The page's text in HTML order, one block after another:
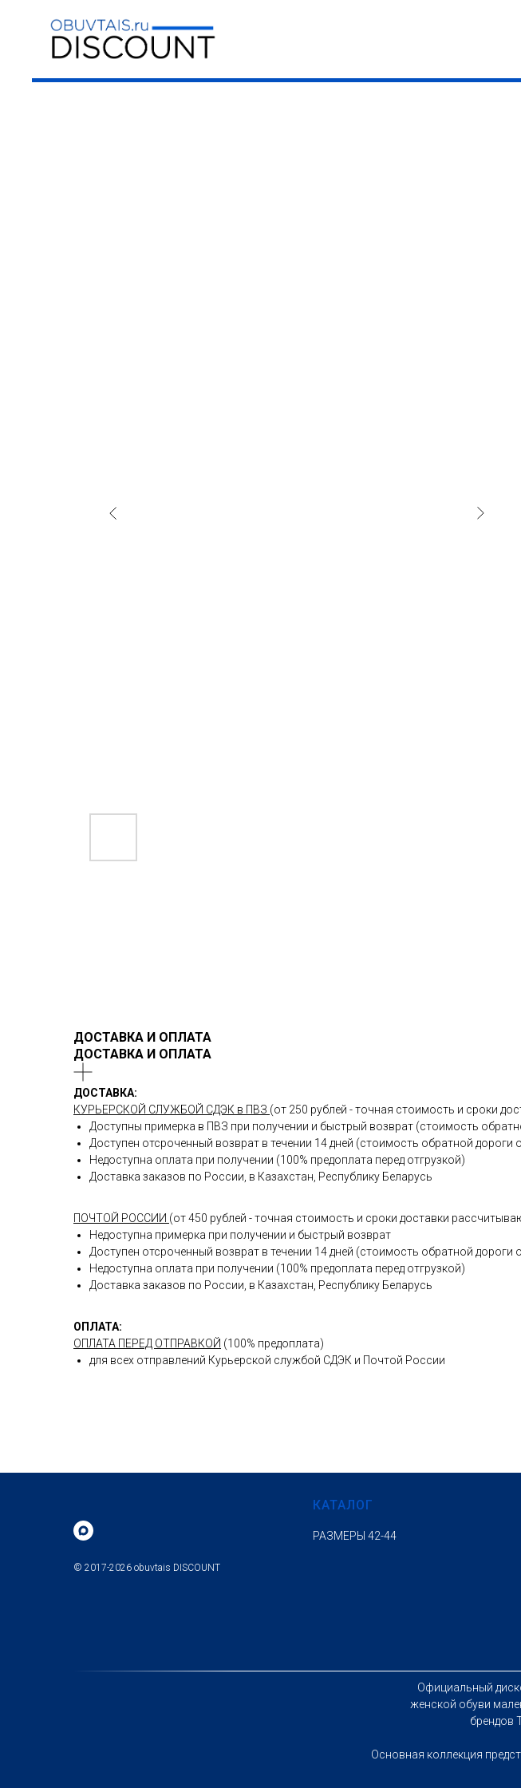
ДОСТАВКА И ОПЛАТА
ДОСТАВКА И ОПЛАТА
ДОСТАВКА:
КУРЬЕРСКОЙ СЛУЖБОЙ СДЭК в ПВЗ (от 250 рублей - точная стоимость и сроки
Доступны примерка в ПВЗ при получении и быстрый возврат (стоимость
Доступен отсроченный возврат в течении 14 дней (стоимость обратной дороги
Недоступна оплата при получении (100% предоплата перед отгрузкой)
Доставка заказов по России, в Казахстан, Республику Беларусь
ПОЧТОЙ РОССИИ (от 450 рублей - точная стоимость и сроки доставки
Недоступна примерка при получении и быстрый возврат
Доступен отсроченный возврат в течении 14 дней (стоимость обратной дороги
Недоступна оплата при получении (100% предоплата перед отгрузкой)
Доставка заказов по России, в Казахстан, Республику Беларусь
ОПЛАТА:
ОПЛАТА ПЕРЕД ОТПРАВКОЙ (100% предоплата)
для всех отправлений Курьерской службой СДЭК и Почтой России
© 2017-2026 obuvtais DISCOUNT
КАТАЛОГ
РАЗМЕРЫ 42-44
Официальный
женской обуви
брендов
Основная коллекция